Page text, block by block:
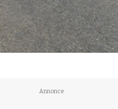
Annonce